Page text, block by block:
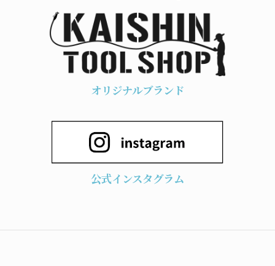
オリジナルブランド
公式インスタグラム